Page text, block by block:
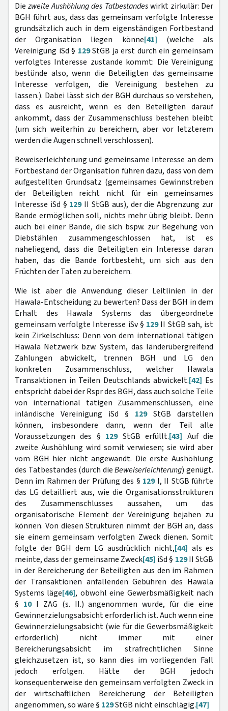
Diezweite Aushöhlung des Tatbestandeswirkt zirkulär: Der
BGH führt aus, dass das gemeinsam verfolgte Interesse
grundsätzlich auch in dem eigenständigen Fortbestand
der Organisation liegen könne[41] (welche als
Vereinigung iSd § 129StGB ja erst durch ein gemeinsam
verfolgtes Interesse zustande kommt: Die Vereinigung
bestünde also, wenn die Beteiligten das gemeinsame
Interesse verfolgen, die Vereinigung bestehen zu
lassen.). Dabei lässt sich der BGH durchaus so verstehen,
dass es ausreicht, wenn es den Beteiligten darauf
ankommt, dass der Zusammenschluss bestehen bleibt
(um sich weiterhin zu bereichern, aber vor letzterem
werden die Augen schnell verschlossen).
Beweiserleichterung und gemeinsame Interesse an dem
Fortbestand der Organisation führen dazu, dass von dem
aufgestellten Grundsatz (gemeinsames Gewinnstreben
der Beteiligten reicht nicht für ein gemeinsames
Interesse iSd § 129II StGB aus), der die Abgrenzung zur
Bande ermöglichen soll, nichts mehr übrig bleibt. Denn
auch bei einer Bande, die sich bspw. zur Begehung von
Diebstählen zusammengeschlossen hat, ist es
naheliegend, dass die Beteiligten ein Interesse daran
haben, das die Bande fortbesteht, um sich aus den
Früchten der Taten zu bereichern.
Wie ist aber die Anwendung dieser Leitlinien in der
Hawala-Entscheidung zu bewerten? Dass der BGH in dem
Erhalt des Hawala Systems das übergeordnete
gemeinsam verfolgte Interesse iSv § 129II StGB sah, ist
kein Zirkelschluss: Denn von dem international tätigen
Hawala Netzwerk bzw. System, das länderübergreifend
Zahlungen abwickelt, trennen BGH und LG den
konkreten Zusammenschluss, welcher Hawala
Transaktionen in Teilen Deutschlands abwickelt.[42] Es
entspricht dabei der Rspr des BGH, dass auch solche Teile
von international tätigen Zusammenschlüssen, eine
inländische Vereinigung iSd § 129StGB darstellen
können, insbesondere dann, wenn der Teil alle
Voraussetzungen des § 129StGB erfüllt.[43] Auf die
zweite Aushöhlung wird somit verwiesen; sie wird aber
vom BGH hier nicht angewandt. Die erste Aushöhlung
des Tatbestandes (durch dieBeweiserleichterung) genügt.
Denn im Rahmen der Prüfung des § 129I, II StGB führte
das LG detailliert aus, wie die Organisationsstrukturen
des Zusammenschlusses aussahen, um das
organisatorische Element der Vereinigung bejahen zu
können. Von diesen Strukturen nimmt der BGH an, dass
sie einem gemeinsam verfolgten Zweck dienen. Somit
folgte der BGH dem LG ausdrücklich nicht,[44] als es
meinte, dass der gemeinsame Zweck[45] iSd § 129II StGB
in der Bereicherung der Beteiligten aus den im Rahmen
der Transaktionen anfallenden Gebühren des Hawala
Systems läge[46], obwohl eine Gewerbsmäßigkeit nach
§ 10I ZAG (s. II.) angenommen wurde, für die eine
Gewinnerzielungsabsicht erforderlich ist. Auch wenn eine
Gewinnerzielungsabsicht (wie für die Gewerbsmäßigkeit
erforderlich) nicht immer mit einer
Bereicherungsabsicht im strafrechtlichen Sinne
gleichzusetzen ist, so kann dies im vorliegenden Fall
jedoch erfolgen. Hätte der BGH jedoch
konsequenterweise den gemeinsam verfolgten Zweck in
der wirtschaftlichen Bereicherung der Beteiligten
angenommen, so wäre § 129StGB nicht einschlägig.[47]